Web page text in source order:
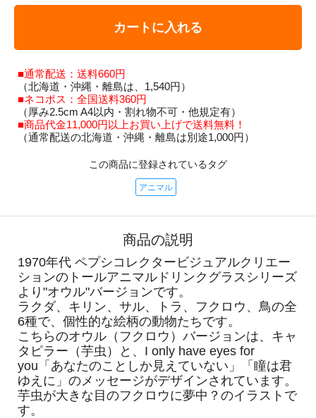
カートに入れる
■通常配送：送料660円
（北海道・沖縄・離島は、1,540円）
■ネコポス：全国送料360円
（厚み2.5cm A4以内・割れ物不可・他規定有）
■商品代金11,000円以上お買い上げで送料無料！
（通常配送の北海道・沖縄・離島は別途1,000円）
この商品に登録されているタグ
アニマル
商品の説明
1970年代 ペプシコレクタービジュアルクリエー
ションのトールアニマルドリンクグラスシリーズ
より"オウル"バージョンです。
ラクダ、キリン、サル、トラ、フクロウ、鳥の全
6種で、個性的な絵柄の動物たちです。
こちらのオウル（フクロウ）バージョンは、キャ
タピラー（芋虫）と、I only have eyes for
you「あなたのことしか見えていない」「瞳は君
ゆえに」のメッセージがデザインされています。
芋虫が大きな目のフクロウに夢中？のイラストで
す。